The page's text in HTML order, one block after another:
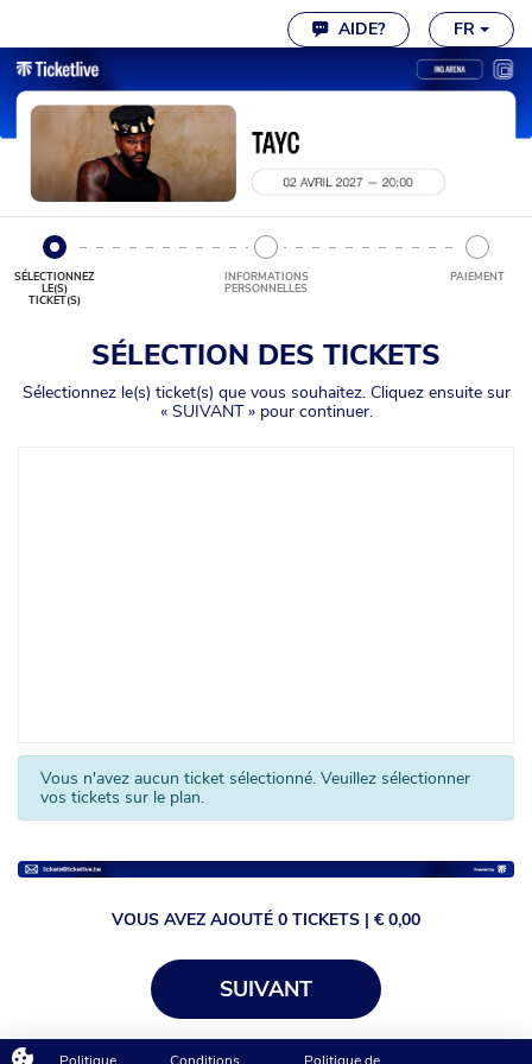
AIDE? FR
SÉLECTIONNEZ
LE(S)
TICKET(S)
INFORMATIONS
PERSONNELLES
PAIEMENT
SÉLECTION DES TICKETS
Sélectionnez le(s) ticket(s) que vous souhaitez. Cliquez ensuite sur
« SUIVANT » pour continuer.
Vous n'avez aucun ticket sélectionné. Veuillez sélectionner
vos tickets sur le plan.
VOUS AVEZ AJOUTÉ 0 TICKETS | € 0,00
SUIVANT